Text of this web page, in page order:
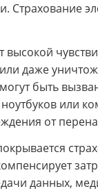
Страхование
даже
быть
или
от
данных,